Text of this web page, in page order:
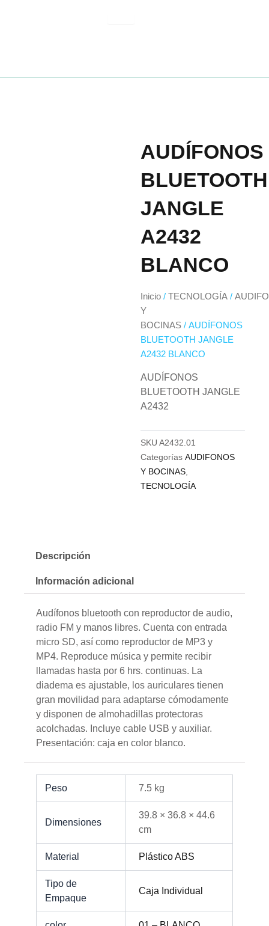
AUDÍFONOS
BLUETOOTH
JANGLE
A2432
BLANCO
Inicio / TECNOLOGÍA /
Y
BOCINAS / AUDÍFONOS
BLUETOOTH JANGLE
A2432 BLANCO
AUDÍFONOS
BLUETOOTH JANGLE
A2432
SKU A2432.01
Categorías AUDIFONOS
Y BOCINAS
TECNOLOGÍA
Descripción
Información adicional
Audífonos bluetooth con reproductor de audio,
radio FM y manos libres. Cuenta con entrada
micro SD, así como reproductor de MP3 y
MP4. Reproduce música y permite recibir
llamadas hasta por 6 hrs. continuas. La
diadema es ajustable, los auriculares tienen
gran movilidad para adaptarse cómodamente
y disponen de almohadillas protectoras
acolchadas. Incluye cable USB y auxiliar.
Presentación: caja en color blanco.
Peso 7.5 kg
Dimensiones
39.8 × 36.8 × 44.6
cm
Material Plástico ABS
Tipo de
Empaque
Caja Individual